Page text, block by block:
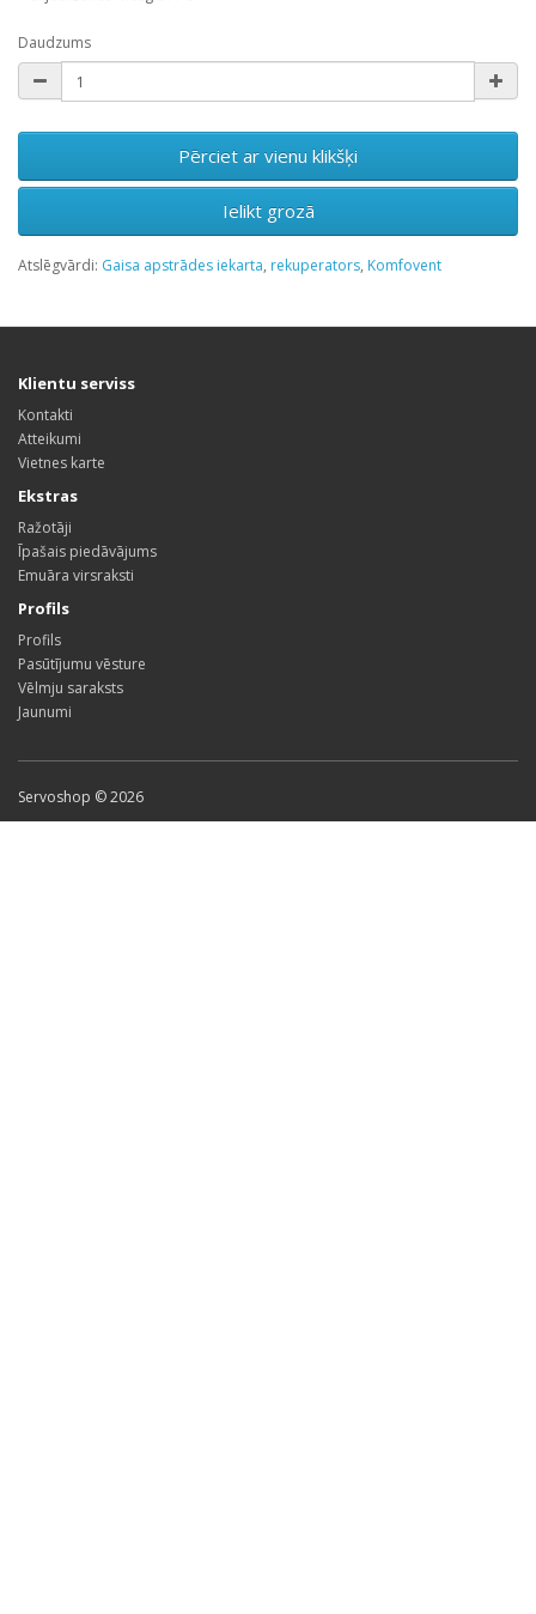
Daudzums
Pērciet ar vienu klikšķi
Ielikt grozā
Atslēgvārdi: Gaisa apstrādes iekarta, rekuperators, Komfovent
Klientu serviss
Kontakti
Atteikumi
Vietnes karte
Ekstras
Ražotāji
Īpašais piedāvājums
Emuāra virsraksti
Profils
Profils
Pasūtījumu vēsture
Vēlmju saraksts
Jaunumi
Servoshop © 2026